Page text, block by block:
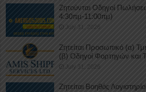
Ζητούνται Οδηγοί
4:30πμ-11:00πμ)
July 31, 2026
Ζητείται Προσωπικό (α)
(β) Οδηγοί Φορτηγών και
July 31, 2026
Ζητείται Βοηθός